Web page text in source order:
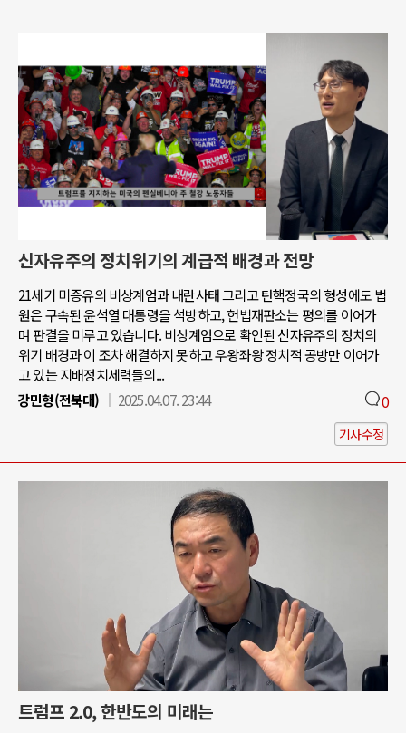
신자유주의 정치위기의 계급적 배경과 전망
21세기 미증유의 비상계엄과 내란사태 그리고 탄핵정국의 형성에도 법
원은 구속된 윤석열 대통령을 석방하고, 헌법재판소는 평의를 이어가
며 판결을 미루고 있습니다. 비상계엄으로 확인된 신자유주의 정치의
위기 배경과 이 조차 해결하지 못하고 우왕좌왕 정치적 공방만 이어가
고 있는 지배정치세력들의...
강민형(전북대)
2025.04.07. 23:44 0
기사수정
트럼프 2.0, 한반도의 미래는